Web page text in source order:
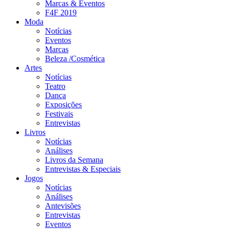
Marcas & Eventos
F4F 2019
Moda
Notícias
Eventos
Marcas
Beleza /Cosmética
Artes
Notícias
Teatro
Dança
Exposições
Festivais
Entrevistas
Livros
Notícias
Análises
Livros da Semana
Entrevistas & Especiais
Jogos
Notícias
Análises
Antevisões
Entrevistas
Eventos